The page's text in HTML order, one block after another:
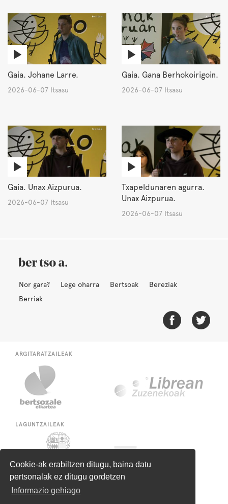
Cookie-ak erabiltzen ditugu, baina datu
pertsonalak ez ditugu gordetzen
Informazio gehiago
Gaia. Johane Larre.
2026-06-07 Itsasu
Gaia. Gana Berhokoirigoin.
2026-06-07 Itsasu
Gaia. Unax Aizpurua.
2026-06-07 Itsasu
Txapeldunaren agurra.
Unax Aizpurua.
2026-06-07 Itsasu
Nor gara? Lege oharra Bertsoak
Bereziak
Berriak
ARGITARATZAILEAK
LAGUNTZAILEAK